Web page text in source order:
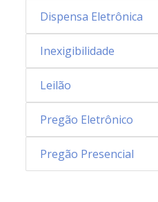
Dispensa Eletrônica
Inexigibilidade
Leilão
Pregão Eletrônico
Pregão Presencial